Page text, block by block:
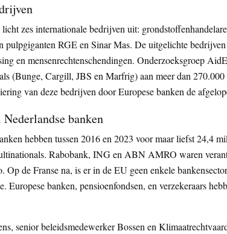
zes internationale bedrijven uit:
pulpgiganten RGE en Sinar Mas. De uitgelichte
en mensenrechtenschendingen. Onderzoeksgroep
(Bunge, Cargill, JBS en Marfrig) aan meer dan
van deze bedrijven door Europese banken de
banken
hebben tussen 2016 en 2023 voor maar liefst 24,4
Rabobank, ING en ABN AMRO waren
Op de Franse na, is er in de EU geen enkele
Europese banken, pensioenfondsen, en verzekeraars
senior beleidsmedewerker Bossen en